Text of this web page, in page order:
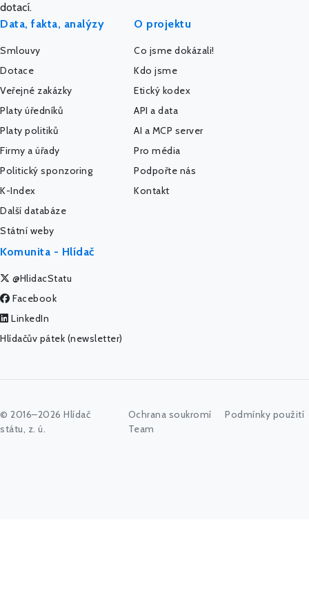
dotací.
Data, fakta, analýzy
Smlouvy
Dotace
Veřejné zakázky
Platy úředníků
Platy politiků
Firmy a úřady
Politický sponzoring
K-Index
Další databáze
Státní weby
O projektu
Co jsme dokázali!
Kdo jsme
Etický kodex
API a data
AI a MCP server
Pro média
Podpořte nás
Kontakt
Komunita - Hlídač
@HlidacStatu
Facebook
LinkedIn
Hlídačův pátek (newsletter)
© 2016–2026 Hlídač
státu, z. ú.
Ochrana soukromí
Podmínky použití
Team